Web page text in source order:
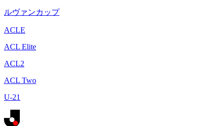
ルヴァンカップ
ACLE
ACL Elite
ACL2
ACL Two
U-21